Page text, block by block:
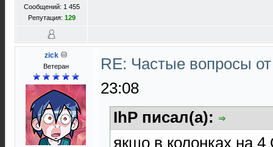
Сообщений: 1 455
Репутация: 129
zick
Ветеран
RE: Частые вопросы
23:08
IhP писал(а):
якщо в колонках на